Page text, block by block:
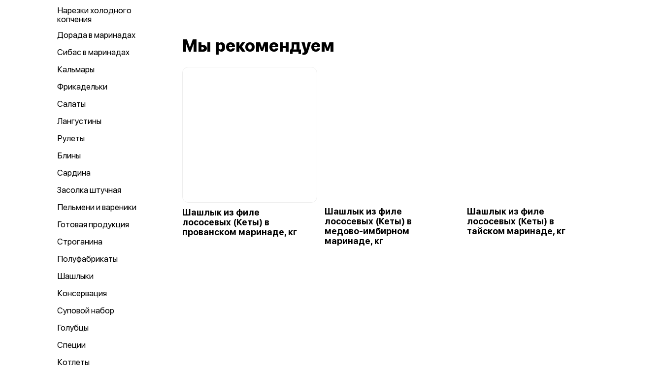
Нарезки холодного
копчения
Дорада в маринадах
Сибас в маринадах
Кальмары
Фрикадельки
Салаты
Лангустины
Рулеты
Блины
Сардина
Засолка штучная
Пельмени и вареники
Готовая продукция
Строганина
Полуфабрикаты
Шашлыки
Консервация
Суповой набор
Голубцы
Специи
Котлеты
Мы рекомендуем
Шашлык из филе
лососевых (Кеты) в
прованском маринаде, кг
Шашлык из филе
лососевых (Кеты) в
медово-имбирном
маринаде, кг
Шашлык из филе
лососевых (Кеты) в
тайском маринаде, кг